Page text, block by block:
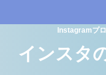
Instagramプ
インスタ